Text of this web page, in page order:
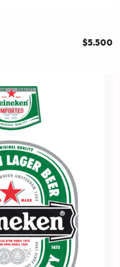
$5.500